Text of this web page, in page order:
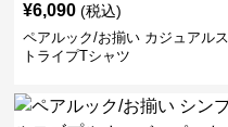
¥6,090 (税込)
ペアルック/お揃い カジュアルス
トライプTシャツ